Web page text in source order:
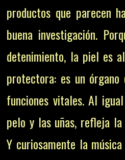
productos que parecen
buena investigación.
detenimiento, la piel es
protectora: es un
funciones vitales. Al
pelo y las uñas, refleja
Y curiosamente la